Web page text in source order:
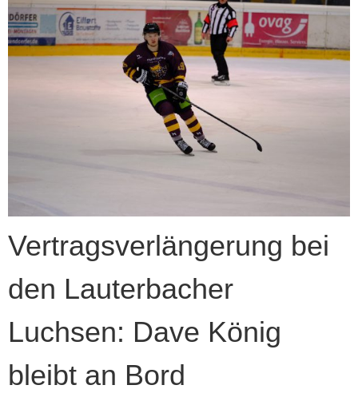
Vertragsverlängerung bei
den Lauterbacher
Luchsen: Dave König
bleibt an Bord